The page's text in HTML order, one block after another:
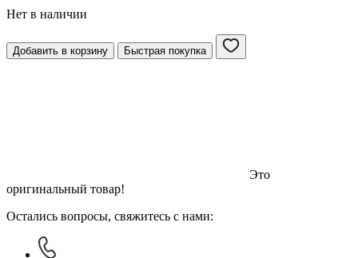
Нет в наличии
Добавить в корзину Быстрая покупка
Это
оригинальный товар!
Остались вопросы, свяжитесь с нами: